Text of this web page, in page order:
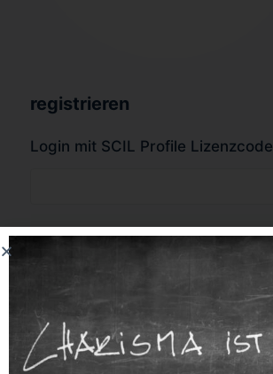
registrieren
Login mit SCIL Profile Lizenzcode